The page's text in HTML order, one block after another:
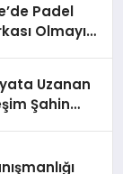
Padel
Olmayı
Uzanan
Şahin